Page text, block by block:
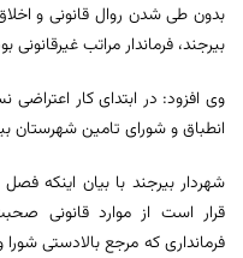
بدون طی شدن روال قانونی و
بیرجند، فرماندار مراتب
وی افزود: در ابتدای کار اعتراضی
انطباق و شورای تامین شهرستان
شهردار بیرجند با بیان اینکه
قرار است از موارد قانونی
فرمانداری که مرجع بالادستی